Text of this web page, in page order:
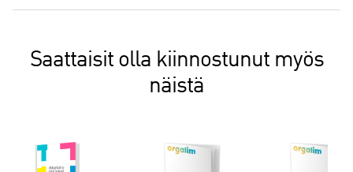
Saattaisit olla kiinnostunut myös
näistä